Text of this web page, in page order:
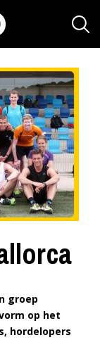
groep
op het
hordelopers